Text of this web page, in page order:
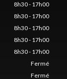
8h30 - 17h00
8h30 - 17h00
8h30 - 17h00
8h30 - 17h00
8h30 - 17h00
Fermé
Fermé